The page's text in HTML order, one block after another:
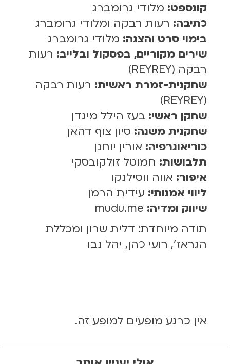
קונספט: מלודי גרומברג
כתיבה: רעות רבקה ומלודי גרומברג
בימוי סרט והצגה: מלודי גרומברג
שירים מקוריים, בפסקול ובלייב: רעות
רבקה (REYREY)
שחקנית-זמרת ראשית: רעות רבקה
(REYREY)
שחקן ראשי: בעז הילל מיגדן
שחקנית משנה: סיון צוף דהאן
כוריאוגרפיה: אורין יוחנן
תלבושות: חמוטל זולקובסקי
איפור: אווה ווסילנקו
ליווי אמנותי: עידית הרמן
שיווק ומדיה:
תודה מיוחדת: דלית שרון ומכללת
הגראז', רועי כהן, יהל נבו
אין כרגע מופעים למופע זה.